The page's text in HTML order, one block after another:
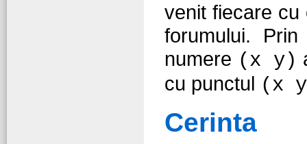
venit fiecare cu
forumului.
numere (x y)
cu punctul (x
Cerinta